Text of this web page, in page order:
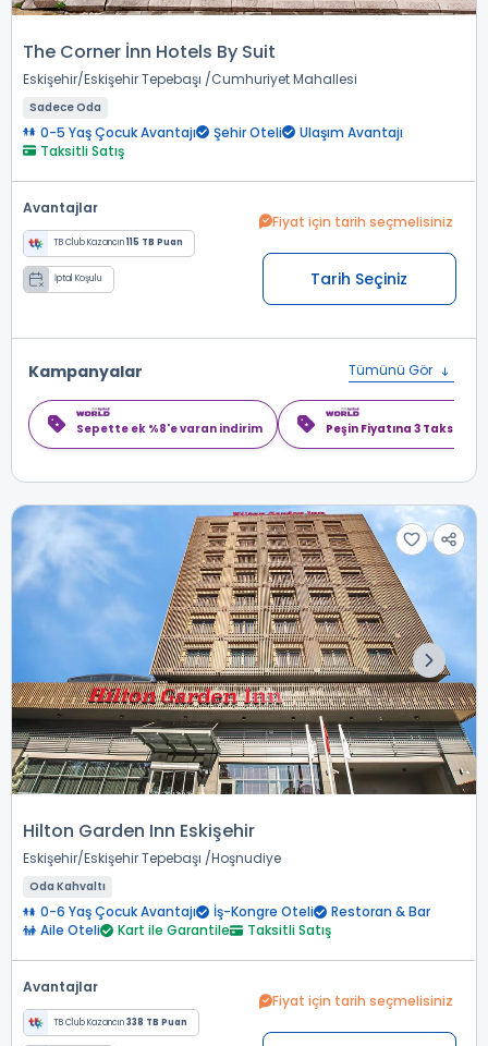
The Corner İnn Hotels By Suit
Eskişehir Eskişehir Tepebaşı Cumhuriyet Mahallesi
Sadece Oda
0-5 Yaş Çocuk Avantajı Şehir Oteli
Ulaşım Avantajı
Taksitli Satış
Avantajlar
TB Club Kazancın115 TB Puan
İptal Koşulu
Fiyat için tarih seçmelisiniz
Tarih Seçiniz
Kampanyalar Tümünü Gör
Sepette ek %8'e varan indirim Peşin Fiyatına 3 Taksit
Hilton Garden Inn Eskişehir
Eskişehir Eskişehir Tepebaşı Hoşnudiye
Oda Kahvaltı
0-6 Yaş Çocuk Avantajı İş-Kongre Oteli
Restoran & Bar
Aile Oteli
Kart ile Garantile Taksitli Satış
Avantajlar
TB Club Kazancın338 TB Puan
Fiyat için tarih seçmelisiniz